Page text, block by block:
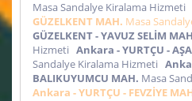
Masa Sandalye Kiralama Hizmeti
GÜZELKENT MAH. Masa
GÜZELKENT - YAVUZ SELİM
Hizmeti Ankara - YURTÇU -
Sandalye Kiralama Hizmeti
BALIKUYUMCU MAH. Masa
Ankara - YURTÇU - FEVZİYE